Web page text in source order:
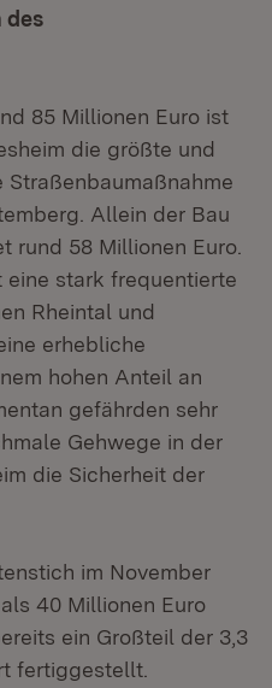
des
85 Millionen Euro ist
die größte und
Allein der Bau
rund 58 Millionen Euro.
stark frequentierte
Rheintal und
erhebliche
hohen Anteil an
gefährden sehr
Gehwege in der
die Sicherheit der
im November
40 Millionen Euro
ein Großteil der 3,3
fertiggestellt.